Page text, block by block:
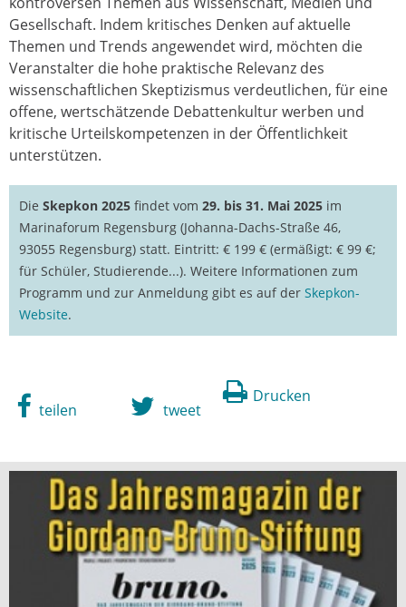
Gesellschaft. Indem kritisches Denken auf aktuelle
Themen und Trends angewendet wird, möchten die
Veranstalter die hohe praktische Relevanz des
wissenschaftlichen Skeptizismus verdeutlichen, für eine
offene, wertschätzende Debattenkultur werben und
kritische Urteilskompetenzen in der Öffentlichkeit
unterstützen.
DieSkepkon 2025 findet vom29. bis 31. Mai 2025 im
Marinaforum Regensburg (Johanna-Dachs-Straße 46,
93055 Regensburg) statt. Eintritt: € 199 € (ermäßigt: € 99 €;
für Schüler, Studierende...). Weitere Informationen zum
Programm und zur Anmeldung gibt es auf derSkepkon-
Website.
Drucken
teilen tweet